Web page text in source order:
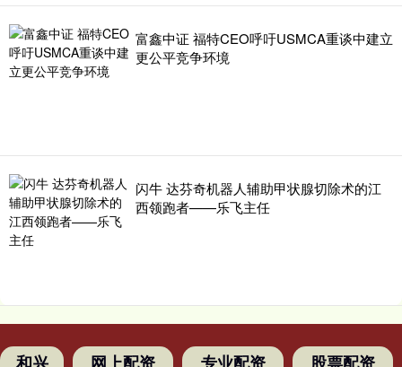
富鑫中证 福特CEO呼吁USMCA重谈中建立
更公平竞争环境
闪牛 达芬奇机器人辅助甲状腺切除术的江
西领跑者——乐飞主任